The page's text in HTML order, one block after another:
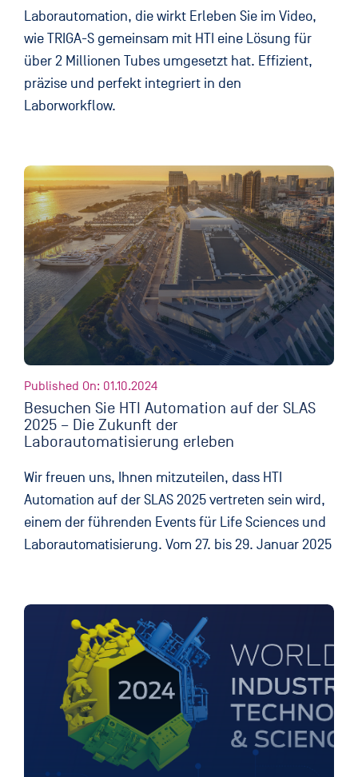
Laborautomation, die wirkt Erleben Sie im Video,
wie TRIGA-S gemeinsam mit HTI eine Lösung für
über 2 Millionen Tubes umgesetzt hat. Effizient,
präzise und perfekt integriert in den
Laborworkflow.
Published On: 01.10.2024
Besuchen Sie HTI Automation auf der SLAS
2025 – Die Zukunft der
Laborautomatisierung erleben
Wir freuen uns, Ihnen mitzuteilen, dass HTI
Automation auf der SLAS 2025 vertreten sein wird,
einem der führenden Events für Life Sciences und
Laborautomatisierung. Vom 27. bis 29. Januar 2025